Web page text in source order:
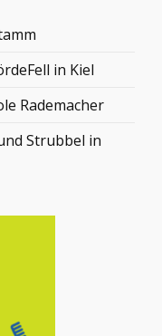
in Kiel
Rademacher
Strubbel in